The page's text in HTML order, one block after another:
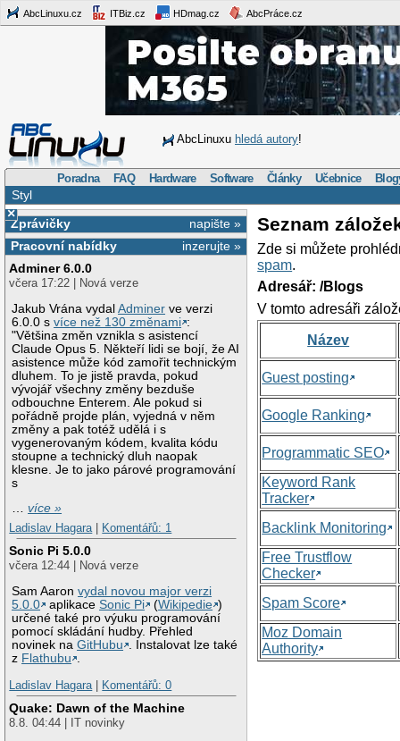
AbcLinuxu.cz ITBiz.cz HDmag.cz AbcPráce.cz
AbcLinuxu hledá autory!
Poradna FAQ Hardware Software Články Učebnice
Styl
×
napište »
Zprávičky
inzerujte »
Pracovní nabídky
Adminer 6.0.0
včera 17:22 | Nová verze
Jakub Vrána vydalAdminer ve verzi
6.0.0 svíce než 130 změnami :
"Většina změn vznikla s asistencí
Claude Opus 5. Někteří lidi se bojí, že AI
asistence může kód zamořit technickým
dluhem. To je jistě pravda, pokud
vývojář všechny změny bezduše
odbouchne Enterem. Ale pokud si
pořádně projde plán, vyjedná v něm
změny a pak totéž udělá i s
vygenerovaným kódem, kvalita kódu
stoupne a technický dluh naopak
klesne. Je to jako párové programování
s
…více »
Ladislav Hagara
Komentářů: 1
Sonic Pi 5.0.0
včera 12:44 | Nová verze
Sam Aaronvydal novou major verzi
5.0.0
aplikaceSonic Pi (Wikipedie )
určené také pro výuku programování
pomocí skládání hudby. Přehled
novinek naGitHubu . Instalovat lze také
z Flathubu .
Ladislav Hagara
Komentářů: 0
Quake: Dawn of the Machine
8.8. 04:44 | IT novinky
Seznam
Zde si můžete
spam.
Adresář: /Blogs
V tomto adresáři
Název
Guest posting
Google Ranking
Programmatic SEO
Keyword Rank
Tracker
Backlink Monitoring
Free Trustflow
Checker
Spam Score
Moz Domain
Authority